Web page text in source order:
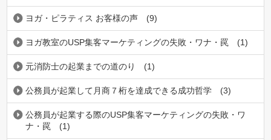
ヨガ・ピラティス お客様の声 (9)
ヨガ教室のUSP集客マーケティングの失敗・ワナ・罠 (1)
元消防士の起業までの道のり (1)
公務員が起業して月商７桁を達成できる成功哲学 (3)
公務員が起業する際のUSP集客マーケティングの失敗・ワ
ナ・罠
(1)